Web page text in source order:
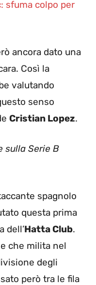
sfuma colpo per
ancora dato una
Così la
valutando
senso
Cristian Lopez.
sulla Serie B
spagnolo
questa prima
dell’Hatta Club.
che milita nel
degli
però tra le fila